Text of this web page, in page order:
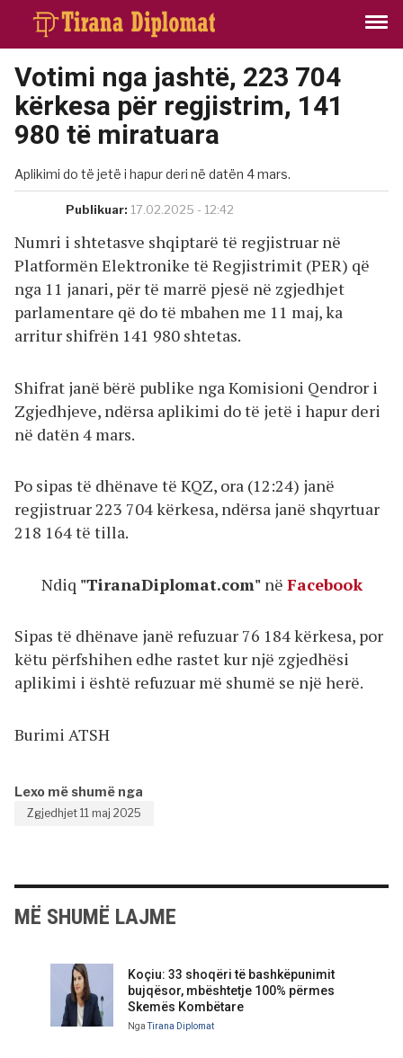
Votimi nga jashtë, 223 704
kërkesa për regjistrim, 141
980 të miratuara
Aplikimi do të jetë i hapur deri në datën 4 mars.
Publikuar: 17.02.2025 - 12:42
Numri i shtetasve shqiptarë të regjistruar në
Platformën Elektronike të Regjistrimit (PER) që
nga 11 janari, për të marrë pjesë në zgjedhjet
parlamentare që do të mbahen me 11 maj, ka
arritur shifrën 141 980 shtetas.
Shifrat janë bërë publike nga Komisioni Qendror i
Zgjedhjeve, ndërsa aplikimi do të jetë i hapur deri
në datën 4 mars.
Po sipas të dhënave të KQZ, ora (12:24) janë
regjistruar 223 704 kërkesa, ndërsa janë shqyrtuar
218 164 të tilla.
Ndiq "TiranaDiplomat.com" në Facebook
Sipas të dhënave janë refuzuar 76 184 kërkesa, por
këtu përfshihen edhe rastet kur një zgjedhësi
aplikimi i është refuzuar më shumë se një herë.
Burimi ATSH
Lexo më shumë nga
Zgjedhjet 11 maj 2025
MË SHUMË LAJME
Koçiu: 33 shoqëri të bashkëpunimit
bujqësor, mbështetje 100% përmes
Skemës Kombëtare
NgaTirana Diplomat